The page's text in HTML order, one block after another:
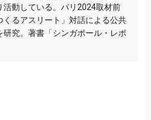
活動している。パリ2024取材前
るアスリート」対話による公共
研究。著書「シンガポール・レポ